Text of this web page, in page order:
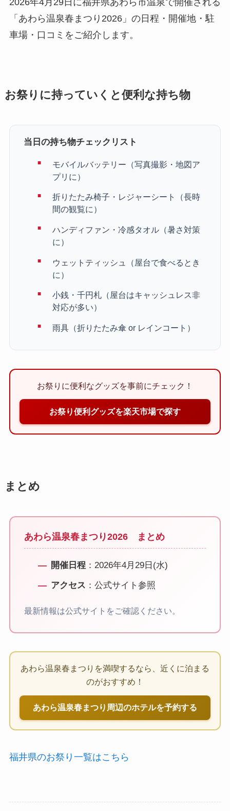
「あわら温泉春まつり2026」の日程・開催地・駐
車場・口コミをご紹介します。
お祭りに持っていくと便利な持ち物
当日の持ち物チェックリスト
モバイルバッテリー（写真撮影・地図ア
プリに）
折りたたみ椅子・レジャーシート（長時
間の観覧に）
ハンディファン・冷感タオル（暑さ対策
に）
ウェットティッシュ（屋台で食べるとき
に）
小銭・千円札（屋台はキャッシュレス非
対応が多い）
雨具（折りたたみ傘 or レインコート）
お祭りに便利なグッズを事前にチェック！
お祭り便利グッズを楽天市場で探す
まとめ
あわら温泉春まつり2026 まとめ
開催日程：2026年4月29日(水)
アクセス ：公式サイト参照
最新情報は公式サイトをご確認ください。
あわら温泉春まつりを満喫するなら、近くに泊まる
のがおすすめ！
あわら温泉春まつり周辺のホテルを予約する
福井県のお祭り一覧はこちら